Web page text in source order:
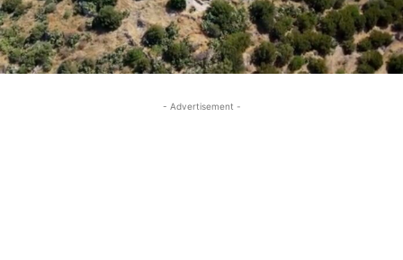
- Advertisement -